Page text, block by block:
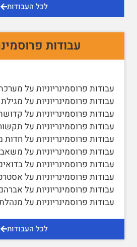
לכל העבודות
עבודות
עבודות פרוסמינריוניות על
עבודות פרוסמינריוניות על
עבודות פרוסמינריוניות על
עבודות פרוסמינריוניות על
עבודות פרוסמינריוניות על
עבודות פרוסמינריוניות על
עבודות פרוסמינריוניות על
עבודות פרוסמינריוניות על
עבודות פרוסמינריוניות על
עבודות פרוסמינריוניות על
לכל העבודות